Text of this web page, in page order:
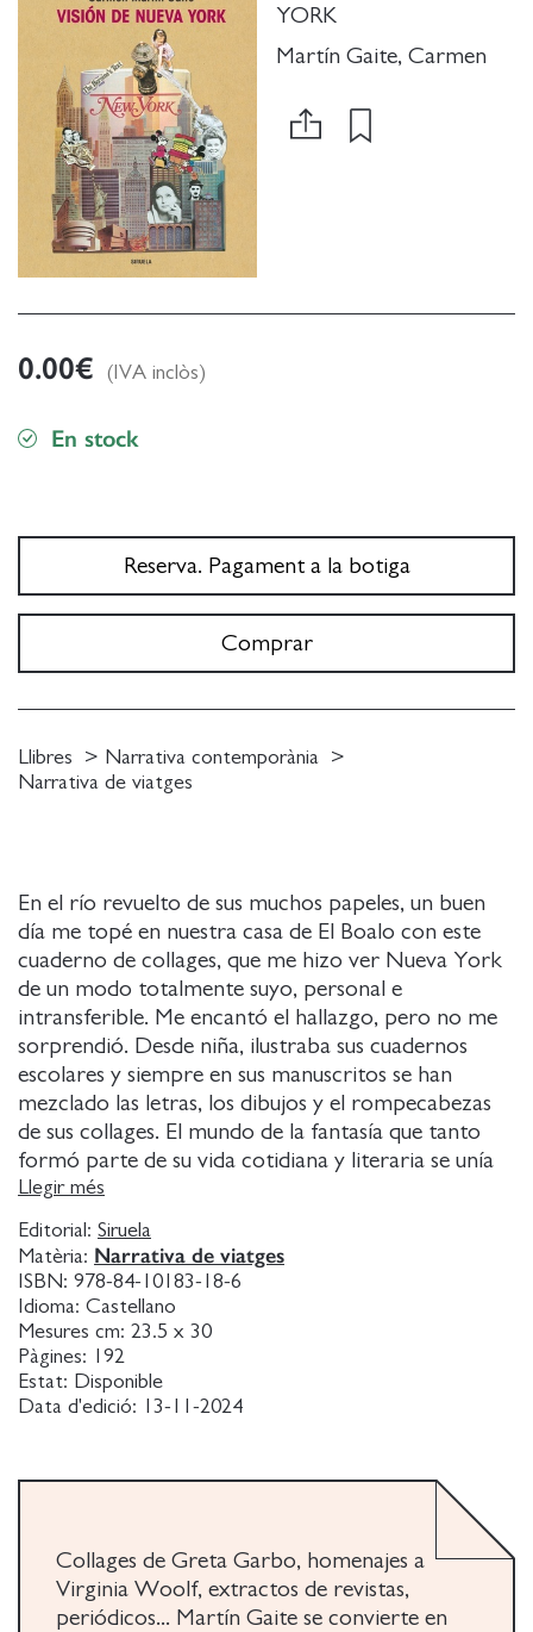
YORK
Martín Gaite, Carmen
En el río revuelto de sus muchos papeles, un buen
día me topé en nuestra casa de El Boalo con este
cuaderno de collages, que me hizo ver Nueva York
de un modo totalmente suyo, personal e
intransferible. Me encantó el hallazgo, pero no me
sorprendió. Desde niña, ilustraba sus cuadernos
escolares y siempre en sus manuscritos se han
mezclado las letras, los dibujos y el rompecabezas
de sus collages. El mundo de la fantasía que tanto
formó parte de su vida cotidiana y literaria se unía
en original amalgama en todo lo que creaba. Este es
un ejemplo claro de ese cóctel creativo.
De la nota preliminar de ANA MARÍA MARTÍN
GAITE
Visión de Nueva York, publicado por Siruela por
primera vez en 2005, fue elaborado, pues, como
una colección de collages durante la estancia de
septiembre de 1980 y comienzos de 1981. Es un
recorrido de la autora (por medio de imágenes y
neoyorquino, y a través de sus contactos con la
sociedad estadounidense de la época. Una obra
original, y una original narración, con una visión
Llegir més
Editorial: Siruela
Matèria: Narrativa de viatges
ISBN: 978-84-10183-18-6
Idioma: Castellano
Mesures cm: 23.5 x 30
Pàgines:
192
Estat: Disponible
Data d'edició:
13-11-2024
Collages de Greta Garbo, homenajes a
Virginia Woolf, extractos de revistas,
periódicos... Martín Gaite se convierte en
0.00€ (IVA inclòs)
En stock
Reserva. Pagament a la botiga
Comprar
Llibres
Narrativa contemporània
Narrativa de viatges